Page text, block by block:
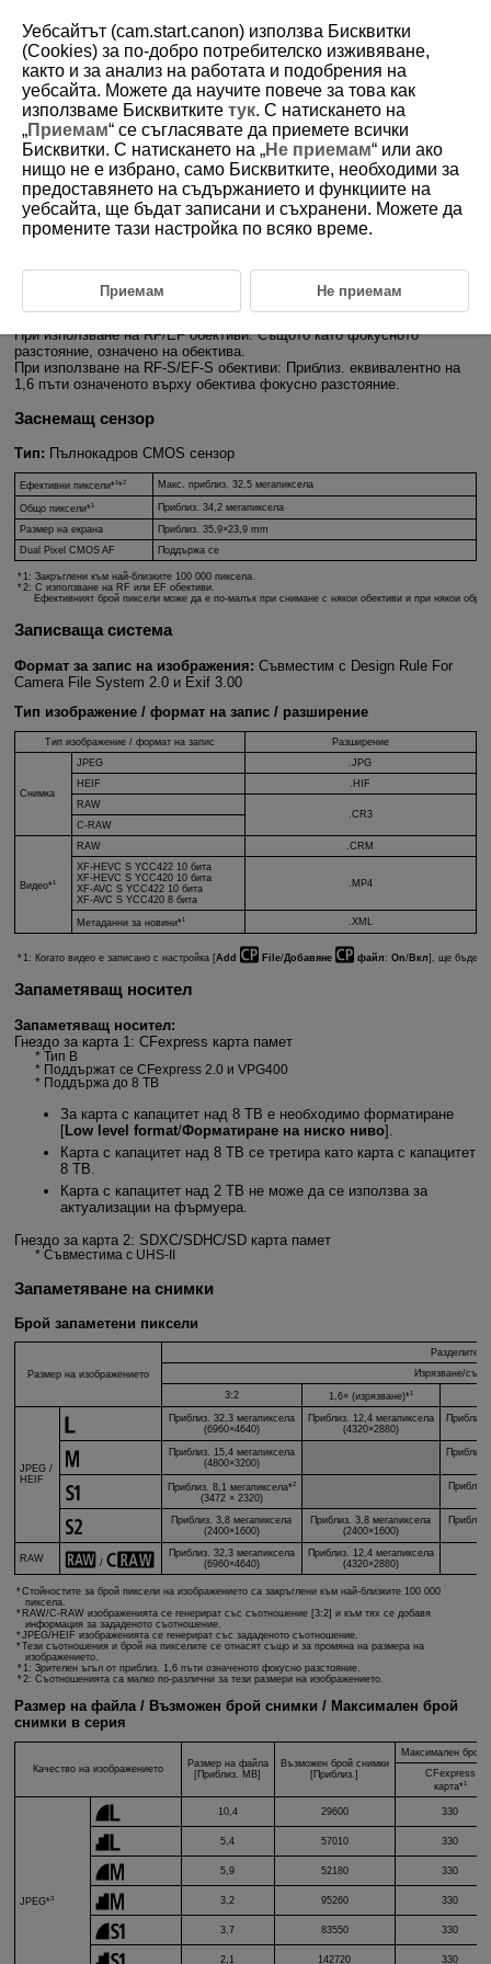
D388-246
Спецификации
Форматиране
Тип:Цифров безогледален фотоапарат с AF/AE
Гнездо за обектива:
Canon RF
обективи)
Обективите EF илиEF-S на Canon (с изключение на обективи
също са съвместими с използване на адаптер
EF-EOS R
При използване на RF/EF обективи: Същото като фокусното
разстояние, означено на обектива.
При използване на RF-S/EF-S обективи: Приблиз. еквивалентно на
1,6 пъти означеното върху обектива фокусно разстояние.
Заснемащ сензор
Тип: Пълнокадров CMOS сензор
Ефективни пиксели*1*2 Макс. приблиз. 32,5 мегапиксела
Общо пиксели*1
Приблиз. 34,2 мегапиксела
Размер на екрана
Приблиз. 35,9×23,9 mm
Dual Pixel CMOS AF
Поддържа се
1: Закръглени към най-близките 100 000 пиксела.
2: С използване на RF или EF обективи.
Ефективният брой пиксели може да е по-малък при снимане с някои обективи и при някои
Записваща система
Формат за запис на изображения: Съвместим с Design Rule For
Camera File System 2.0 и Exif 3.00
Тип изображение / формат на запис / разширение
Тип изображение / формат на запис Разширение
Снимка
JPEG
.JPG
HEIF
.HIF
RAW
.CR3
C-RAW
Видео*1
RAW
.CRM
XF-HEVC S YCC422 10 бита
XF-HEVC S YCC420 10 бита
XF-AVC S YCC422 10 бита
XF-AVC S YCC420 8 бита
.MP4
Метаданни за новини*1 .XML
1: Когато видео е записано с настройка [Add File/Добавяне файл :On/ Вкл], ще бъде
Запаметяващ носител
Запаметяващ носител:
Гнездо за карта 1: CFexpress карта памет
Тип B
Поддържат се CFexpress 2.0 и VPG400
Поддържа до 8 TB
За карта с капацитет над 8 TB е необходимо форматиране
[ Low level format/Форматиране на ниско ниво].
Карта с капацитет над 8 TB се третира като карта с капацитет
8 TB.
Карта с капацитет над 2 TB не може да се използва за
актуализации на фърмуера.
Гнездо за карта 2: SDXC/SDHC/SD карта памет
Съвместима с UHS-II
Запаметяване на снимки
Брой запаметени пиксели
Размер на изображението
Изрязване/
3:2
1,6× (изрязване)*1
JPEG /
HEIF
Приблиз. 32,3 мегапиксела
(6960×4640)
Приблиз. 12,4 мегапиксела
(4320×2880)
Приблиз.
Приблиз. 15,4 мегапиксела
(4800×3200)
Приблиз.
Приблиз. 8,1 мегапиксела*2
(3472 × 2320)
Приблиз. 3,8 мегапиксела
(2400×1600)
Приблиз. 3,8 мегапиксела
(2400×1600)
RAW /
Приблиз. 32,3 мегапиксела
(6960×4640)
Приблиз. 12,4 мегапиксела
(4320×2880)
Стойностите за брой пиксели на изображението са закръглени към най-близките 100 000
пиксела.
RAW/C-RAW изображенията се генерират със съотношение [3:2] и към тях се добавя
информация за зададеното съотношение.
JPEG/HEIF изображенията се генерират със зададеното съотношение.
Тези съотношения и брой на пикселите се отнасят също и за промяна на размера на
изображението.
1: Зрителен ъгъл от приблиз. 1,6 пъти означеното фокусно разстояние.
2: Съотношенията са малко по-различни за тези размери на изображението.
Размер на файла / Възможен брой снимки / Максимален брой
снимки в серия
Качество на изображението
Размер на файла
[Приблиз. MB]
Възможен брой снимки
[Приблиз.]
Максимален брой
CFexpress
карта*1
JPEG*3
10,4 29600 330
5,4 57010 330
5,9 52180 330
3,2 95260 330
3,7 83550 330
2,1 142720 330
Уебсайтът (cam.start.canon) използва Бисквитки
(Cookies) за по-добро потребителско изживяване,
както и за анализ на работата и подобрения на
уебсайта. Можете да научите повече за това как
използваме Бисквитките тук. С натискането на
„Приемам“ се съгласявате да приемете всички
Бисквитки. С натискането на „Не приемам“ или ако
нищо не е избрано, само Бисквитките, необходими за
предоставянето на съдържанието и функциите на
уебсайта, ще бъдат записани и съхранени. Можете да
промените тази настройка по всяко време.
Приемам Не приемам